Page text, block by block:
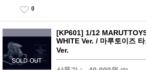
0
[KP601] 1/12
WHITE Ver. / 마루토이즈
Ver.